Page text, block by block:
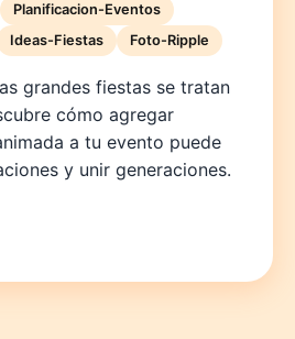
Planificacion-Eventos
Ideas-Fiestas Foto-Ripple
grandes fiestas se tratan
cómo agregar
a tu evento puede
y unir generaciones.